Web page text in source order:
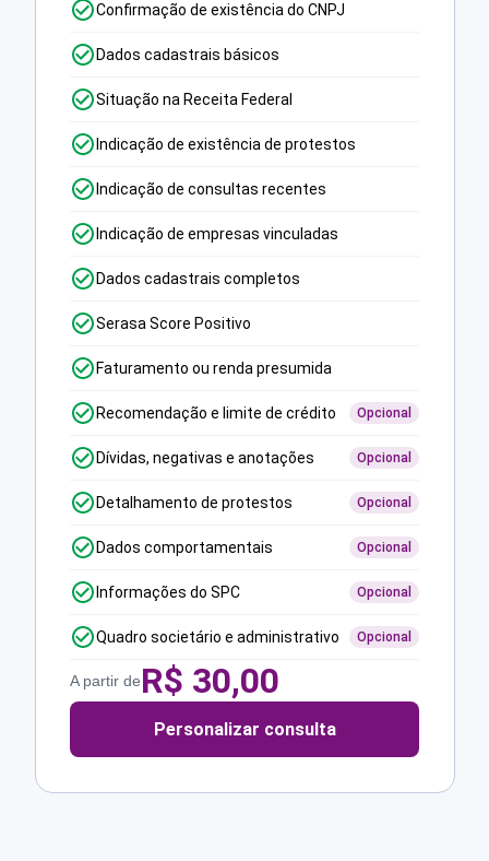
Confirmação de existência do CNPJ
Dados cadastrais básicos
Situação na Receita Federal
Indicação de existência de protestos
Indicação de consultas recentes
Indicação de empresas vinculadas
Dados cadastrais completos
Serasa Score Positivo
Faturamento ou renda presumida
Recomendação e limite de crédito Opcional
Dívidas, negativas e anotações Opcional
Detalhamento de protestos Opcional
Dados comportamentais Opcional
Informações do SPC Opcional
Quadro societário e administrativo Opcional
A partir deR$ 30,00
Personalizar consulta